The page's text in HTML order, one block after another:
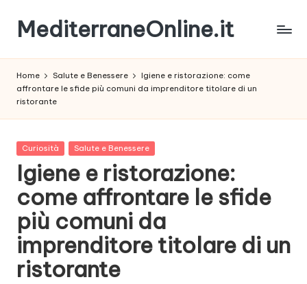
content
MediterraneOnline.it
aggiornato
con
News
Home Salute e Benessere
Igiene e ristorazione: come
affrontare le sfide più comuni da imprenditore titolare di un
ristorante
Posted
Curiosità Salute e Benessere
Igiene e ristorazione:
come affrontare le sfide
più comuni da
imprenditore titolare di un
ristorante